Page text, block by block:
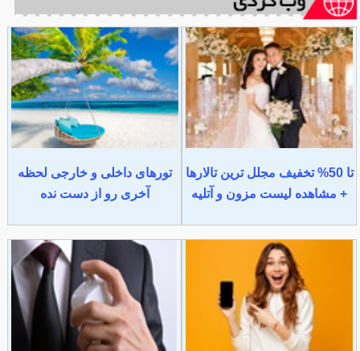
تا 50% تخفیف مجلل ترین تالارها
+ مشاهده لیست مزون و آتلیه
تورهای داخلی و خارجی لحظه
آخری رو از دست نده